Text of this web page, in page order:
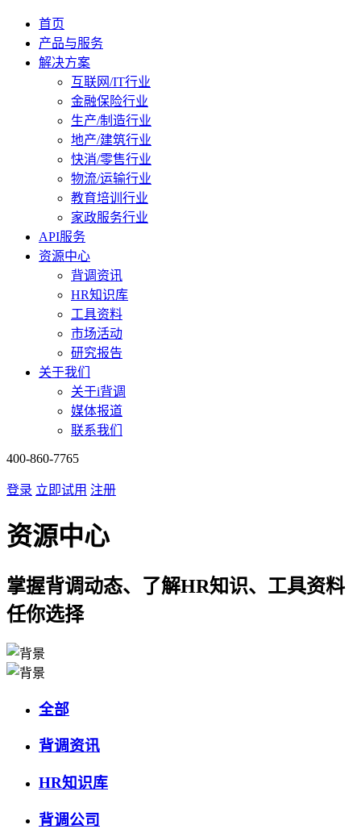
首页
产品与服务
解决方案
互联网/IT行业
金融保险行业
生产/制造行业
地产/建筑行业
快消/零售行业
物流/运输行业
教育培训行业
家政服务行业
API服务
资源中心
背调资讯
HR知识库
工具资料
市场活动
研究报告
关于我们
关于i背调
媒体报道
联系我们
400-860-7765
登录 立即试用 注册
资源中心
掌握背调动态、了解HR知识、工具资料
任你选择
全部
背调资讯
HR知识库
背调公司